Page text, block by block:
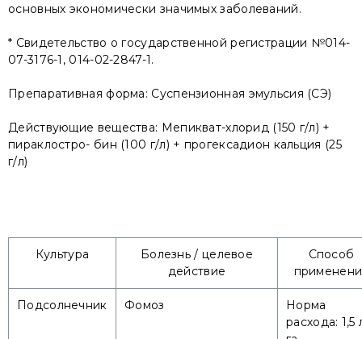
основных экономически значимых заболеваний.
* Свидетельство о государственной регистрации №014-
07-3176-1, 014-02-2847-1.
Препаративная форма: Суспензионная эмульсия (СЭ)
Действующие вещества: Мепикват-хлорид (150 г/л) +
пираклостро- бин (100 г/л) + прогексадион кальция (25
г/л)
Культура
Болезнь / целевое
действие
Способ
Подсолнечник Фомоз
Норма
расхода: 1,5